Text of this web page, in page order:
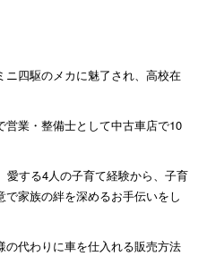
四駆のメカに魅了され、高校在
業・整備士として中古車店で10
愛する4人の子育て経験から、子育
家族の絆を深めるお手伝いをし
代わりに車を仕入れる販売方法